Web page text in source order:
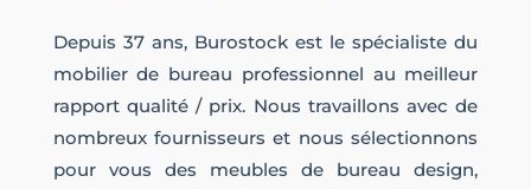
Depuis 37 ans, Burostock est le spécialiste du
mobilier de bureau professionnel au meilleur
rapport qualité / prix. Nous travaillons avec de
nombreux fournisseurs et nous sélectionnons
pour vous des meubles de bureau design,